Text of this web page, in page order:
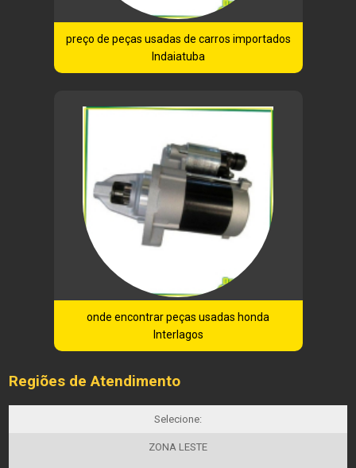
preço de peças usadas de carros importados
Indaiatuba
onde encontrar peças usadas honda
Interlagos
Regiões de Atendimento
Selecione:
ZONA LESTE